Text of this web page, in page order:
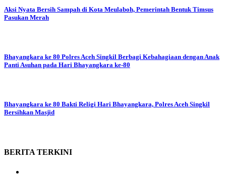
Aksi Nyata Bersih Sampah di Kota Meulaboh, Pemerintah Bentuk Timsus
Pasukan Merah
Bhayangkara ke 80 Polres Aceh Singkil Berbagi Kebahagiaan dengan Anak
Panti Asuhan pada Hari Bhayangkara ke-80
Bhayangkara ke 80 Bakti Religi Hari Bhayangkara, Polres Aceh Singkil
Bersihkan Masjid
BERITA TERKINI